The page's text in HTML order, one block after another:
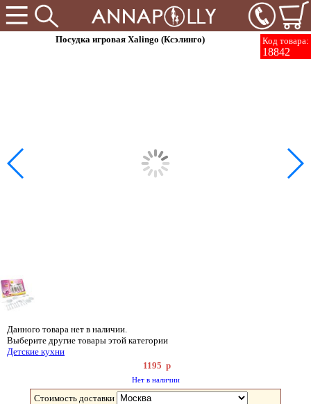
Код товара:
18842
Посудка игровая Xalingo (Ксэлинго)
Данного товара нет в наличии.
Выберите другие товары этой категории
Детские кухни
1195 р
Нет в наличии
Стоимость доставки